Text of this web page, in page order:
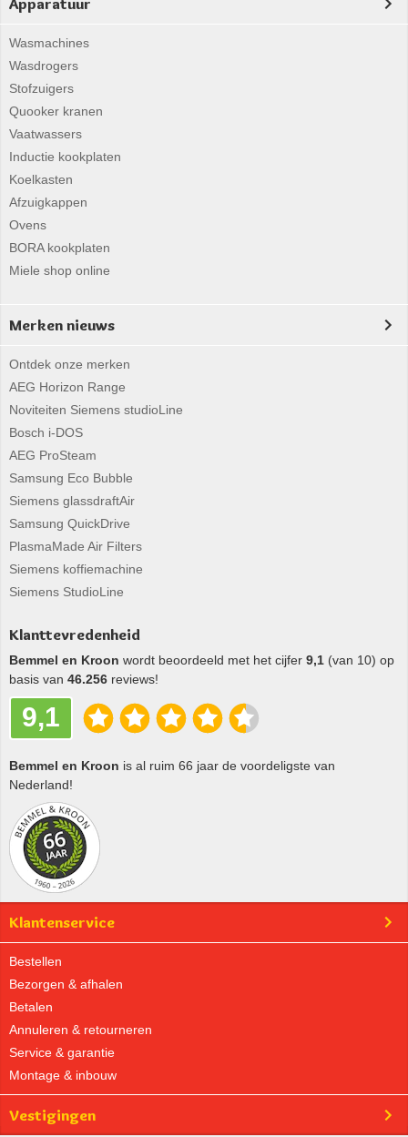
Apparatuur
Wasmachines
Wasdrogers
Stofzuigers
Quooker kranen
Vaatwassers
Inductie kookplaten
Koelkasten
Afzuigkappen
Ovens
BORA kookplaten
Miele shop online
Merken nieuws
Ontdek onze merken
AEG Horizon Range
Noviteiten Siemens studioLine
Bosch i-DOS
AEG ProSteam
Samsung Eco Bubble
Siemens glassdraftAir
Samsung QuickDrive
PlasmaMade Air Filters
Siemens koffiemachine
Siemens StudioLine
Klanttevredenheid
Bemmel en Kroon wordt beoordeeld met het cijfer 9,1 (van 10) op
basis van 46.256 reviews!
9,1
Bemmel en Kroon is al ruim 66 jaar de voordeligste van
Nederland!
Klantenservice
Bestellen
Bezorgen & afhalen
Betalen
Annuleren & retourneren
Service & garantie
Montage & inbouw
Vestigingen